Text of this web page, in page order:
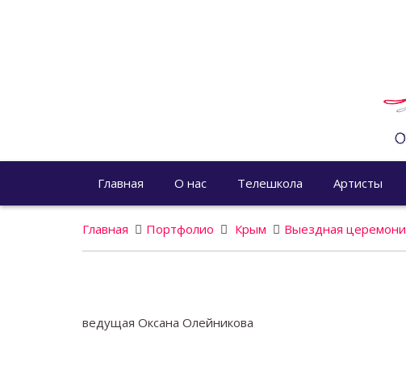
Главная О нас Телешкола Артисты
Главная Портфолио Крым Выездная
ведущая Оксана Олейникова